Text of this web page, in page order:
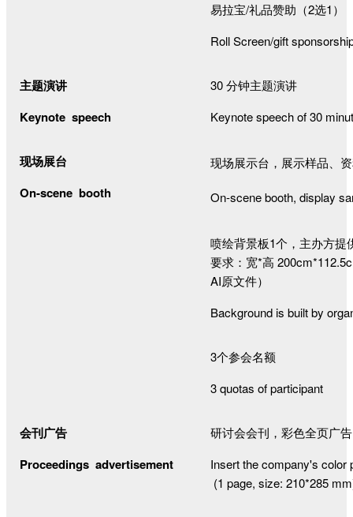
易拉宝/礼品赞助（2选1）
Roll Screen/gift
主题演讲
Keynote speech
30分钟主题演讲
Keynote speech of 30
现场展台
On-scene booth
现场展示台，展示样品、
On-scene booth, display
喷绘背景板1个，主办方提
要求：宽*高
AI原文件）
Background is built by
3个参会名额
3 quotas of participant
会刊广告
Proceedings advertisement
研讨会会刊，彩色全页广
Insert the company's color
(1 page, size: 210*285